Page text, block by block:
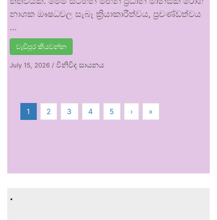
නාශක ඖෂධවල සැබෑ ක්‍රියාකාරීත්වය, ප්‍රචණ්ඩත්වය
…
වැඩිපුර කියවන්න
July 15, 2026 / විනිවිද සායනය
1 2 3 4 5 › »
.